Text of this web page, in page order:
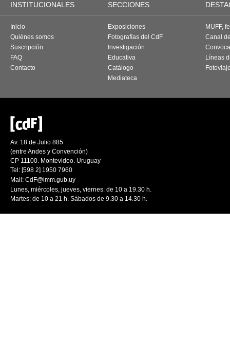
INSTITUCIONALES SECCIONES
Inicio
Quiénes somos
Suscripción
FAQ
Contacto
Exposiciones
Fotografías del CdF
Investigación
Educativa
Catálogo
Mediateca
MUFF,
Canal
Líneas
Av. 18 de Julio 885
(entre Andes y Convención)
CP 11100. Montevideo. Uruguay
Tel: [598 2] 1950 7960
Mail: CdF@imm.gub.uy
Lunes, miércoles, jueves, viernes: de 10 a 19.30 h.
Martes: de 10 a 21 h. Sábados de 9.30 a 14.30 h.